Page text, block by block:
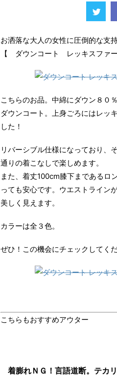
お洒落な大人の女性に圧倒的な支
【 ダウンコート レッキスファ
こちらのお品。中綿にダウン８０
ダウンコート。上身ごろにはレッ
した！
リバーシブル仕様になっており、
通りの着こなしで楽しめます。
また、着丈100cm膝下まであるロ
っても安心です。ウエストライン
美しく見えます。
カラーは全３色。
ぜひ！この機会にチェックしてくだ
こちらもおすすめアウター
着膨れＮＧ！言語道断。テカ